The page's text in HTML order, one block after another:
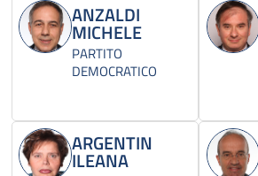
ANZALDI
MICHELE
PARTITO
DEMOCRATICO
ARGENTIN
ILEANA